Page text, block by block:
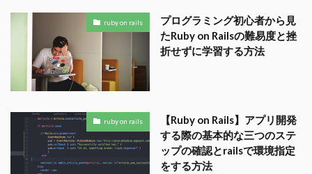
ruby on rails
プログラミング初心者から見
たRuby on Railsの難易度と挫
折せずに学習する方法
ruby on rails
【Ruby on Rails】アプリ開発
する際の基本的な三つのステ
ップの確認とrailsで環境指定
をする方法